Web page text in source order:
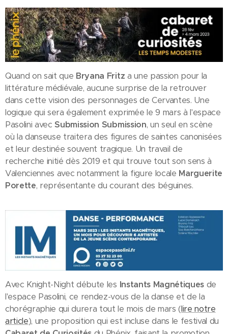
Quand on sait que Bryana Fritz a une passion pour la
littérature médiévale, aucune surprise de la retrouver
dans cette vision des personnages de Cervantes. Une
logique qui sera également exprimée le 9 mars à l'espace
Pasolini avec Submission Submission, un seul en scène
où la danseuse traitera des figures de saintes canonisées
et leur destinée souvent tragique. Un travail de
recherche initié dès 2019 et qui trouve tout son sens à
Valenciennes avec notamment la figure locale Marguerite
Porette, représentante du courant des béguines.
Avec Knight-Night débute les Instants Magnétiquesde
l'espace Pasolini, ce rendez-vous de la danse et de la
chorégraphie qui durera tout le mois de mars (lire notre
article), une proposition qui est incluse dans le festival du